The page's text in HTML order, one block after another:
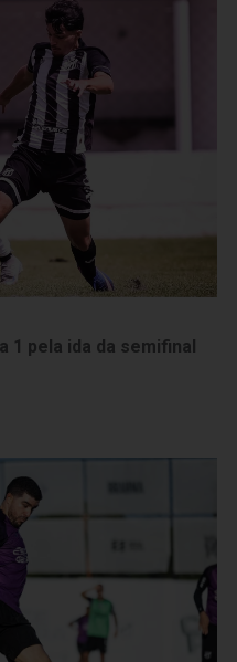
1 pela ida da semifinal